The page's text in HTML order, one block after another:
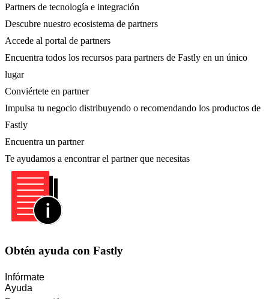
Partners de tecnología e integración
Descubre nuestro ecosistema de partners
Accede al portal de partners
Encuentra todos los recursos para partners de Fastly en un único
lugar
Conviértete en partner
Impulsa tu negocio distribuyendo o recomendando los productos de
Fastly
Encuentra un partner
Te ayudamos a encontrar el partner que necesitas
Obtén ayuda con Fastly
Infórmate
Ayuda